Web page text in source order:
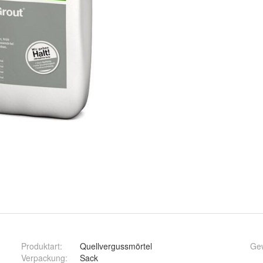
Produktart:
Quellvergussmörtel
Verpackung: Sack